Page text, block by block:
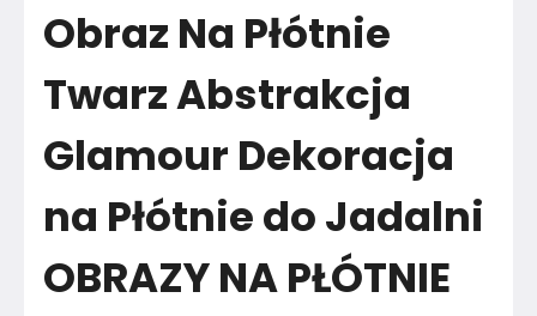
Kolor
Marka
Montaż Złożony
Rok produkcji 2024
Obraz Na Płótnie
Twarz Abstrakcja
Glamour Dekoracja
na Płótnie do Jadalni
OBRAZY NA PŁÓTNIE